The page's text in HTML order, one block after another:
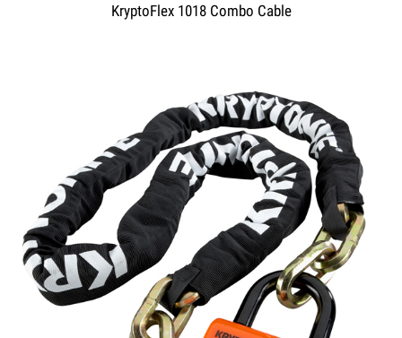
KryptoFlex 1018 Combo Cable